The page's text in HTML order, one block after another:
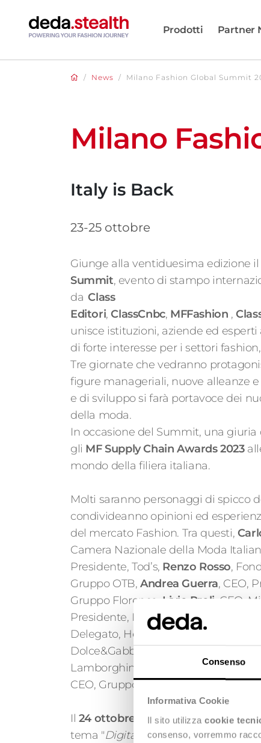
Consenso
Informativa Cookie
Il sito utilizza cookie
consenso, vorremmo
Prodotti Partner
/ News / Milano Fashion Global Summit
Milano
Italy is Back
23-25 ottobre
Giunge alla ventiduesima edizione il
Summit, evento di stampo
daClass
Editori,ClassCnbc, MFFashion ,
unisce istituzioni, aziende ed
di forte interesse per i settori
Tre giornate che vedranno
figure manageriali, nuove alleanze
e di sviluppo si farà portavoce dei
della moda.
In occasione del Summit, una giuria
gli MF Supply Chain Awards 2023
mondo della filiera italiana.
Molti saranno personaggi di spicco
condivideanno opinioni ed
del mercato Fashion. Tra questi,
Camera Nazionale della Moda
Presidente, Tod’s, Renzo Rosso,
Gruppo OTB,Andrea Guerra, CEO,
Gruppo Florence, Livio Proli , CEO,
Presidente, Herno,Francesca di
Delegato, Hermès Italia,Alfonso
Dolce&Gabbana,
Lamborghini,
Stefano Beraldo, CEO,
CEO, Gruppo Damiani e molti altri.
Il 24 ottobre alle ore 11.20 , durante
tema "Digital for fashion. Le sfide